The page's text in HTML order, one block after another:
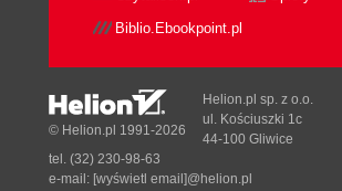
Oral or written?
Top-down or
Fast change or
change?
Back channels or
Allocated or
Biblio.Ebookpoint.pl
© Helion.pl 1991-2026
Helion.pl sp. z o.o.
ul. Kościuszki 1c
44-100 Gliwice
tel. (32) 230-98-63
e-mail: [wyświetl email]@helion.pl